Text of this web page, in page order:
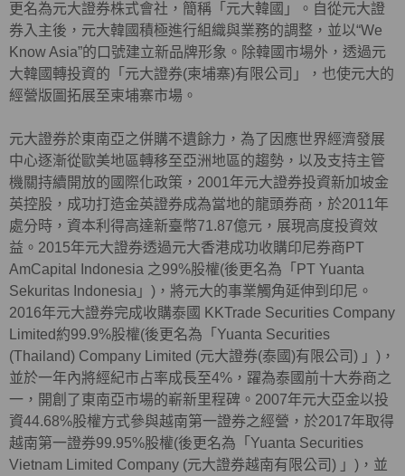
更名為元大證券株式會社，簡稱「元大韓國」。自從元大證
券入主後，元大韓國積極進行組織與業務的調整，並以“We
Know Asia”的口號建立新品牌形象。除韓國市場外，透過元
大韓國轉投資的「元大證券(柬埔寨)有限公司」，也使元大的
經營版圖拓展至柬埔寨市場。
元大證券於東南亞之併購不遺餘力，為了因應世界經濟發展
中心逐漸從歐美地區轉移至亞洲地區的趨勢，以及支持主管
機關持續開放的國際化政策，2001年元大證券投資新加坡金
英控股，成功打造金英證券成為當地的龍頭券商，於2011年
處分時，資本利得高達新臺幣71.87億元，展現高度投資效
益。2015年元大證券透過元大香港成功收購印尼券商PT
AmCapital Indonesia 之99%股權(後更名為「PT Yuanta
Sekuritas Indonesia」)，將元大的事業觸角延伸到印尼。
2016年元大證券完成收購泰國 KKTrade Securities Company
Limited約99.9%股權(後更名為「Yuanta Securities
(Thailand) Company Limited (元大證券(泰國)有限公司) 」)，
並於一年內將經紀市占率成長至4%，躍為泰國前十大券商之
一，開創了東南亞市場的嶄新里程碑。2007年元大亞金以投
資44.68%股權方式參與越南第一證券之經營，於2017年取得
越南第一證券99.95%股權(後更名為「Yuanta Securities
Vietnam Limited Company (元大證券越南有限公司) 」)，並